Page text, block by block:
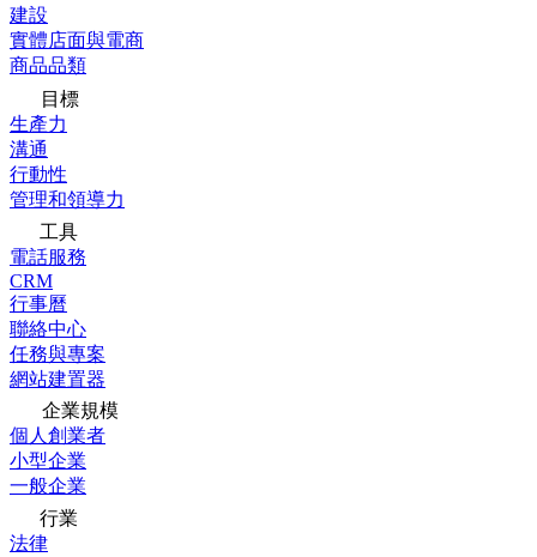
建設
實體店面與電商
商品品類
目標
生產力
溝通
行動性
管理和領導力
工具
電話服務
CRM
行事曆
聯絡中心
任務與專案
網站建置器
企業規模
個人創業者
小型企業
一般企業
行業
法律